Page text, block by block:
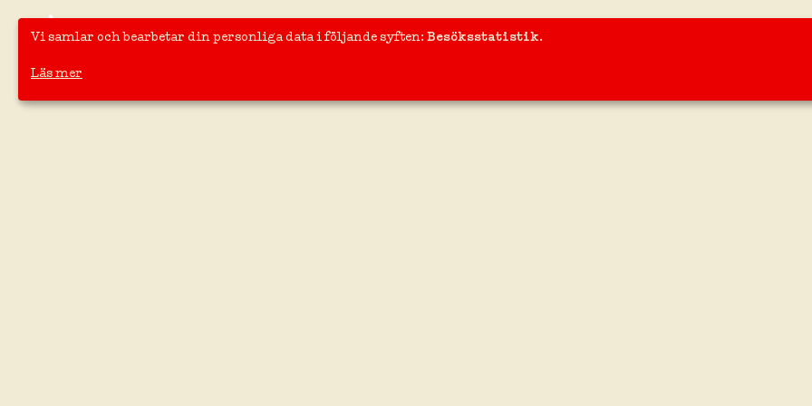
HOTELLET BOENDE RESTAURANG KONFERENS & FEST AKTIVITETER
Vi samlar och bearbetar din personliga data i följande syften:Besöksstatistik.
Läs mer